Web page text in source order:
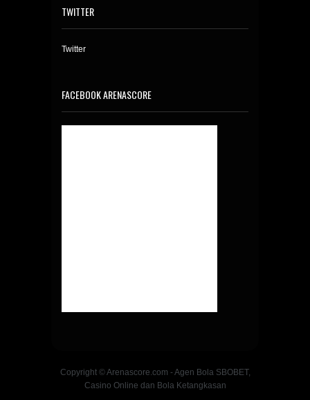
TWITTER
Twitter
FACEBOOK ARENASCORE
Copyright © Arenascore.com - Agen Bola SBOBET,
Casino Online dan Bola Ketangkasan